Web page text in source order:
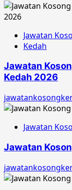
Jawatan
Kedah
Jawatan
Kedah 2026
Jawatan
Jawatan